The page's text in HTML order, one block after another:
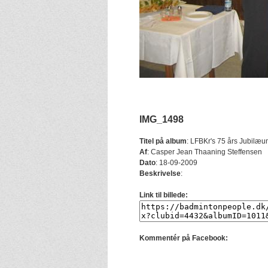
IMG_1498
Titel på album: LFBKr's 75 års
Af: Casper Jean Thaaning Steffensen
Dato: 18-09-2009
Beskrivelse:
Link til billede:
Kommentér på Facebook: